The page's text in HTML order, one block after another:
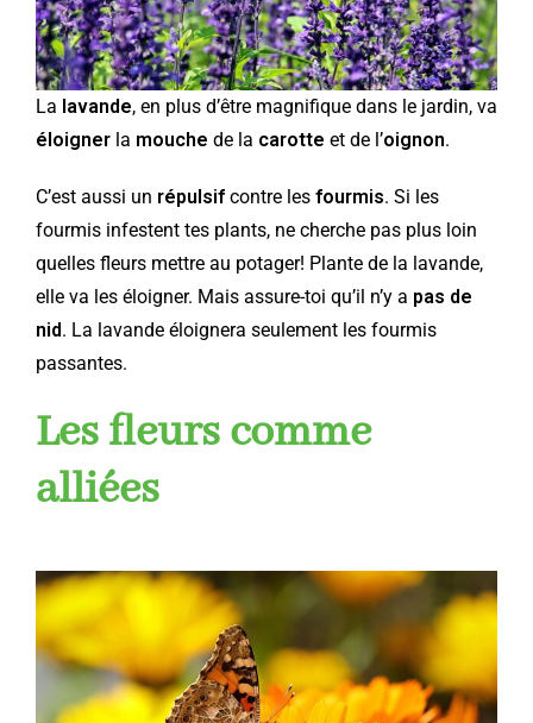
La lavande, en plus d’être magnifique dans le jardin, va
éloignerla mouche de la carotte et de l’oignon.
C’est aussi un répulsifcontre les fourmis. Si les
fourmis infestent tes plants, ne cherche pas plus loin
quelles fleurs mettre au potager! Plante de la lavande,
elle va les éloigner. Mais assure-toi qu’il n’y a pas de
nid. La lavande éloignera seulement les fourmis
passantes.
Les fleurs comme
alliées